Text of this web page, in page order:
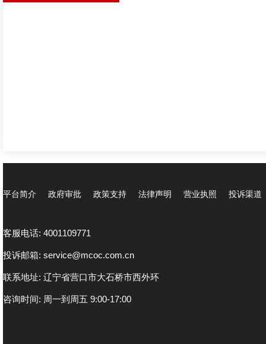
平台简介 政府审批 政策支持 法律声明 营业执照 投诉渠道
客服电话: 4001109771
投诉邮箱: service@mcoc.com.cn
联系地址: 辽宁省营口市大石桥市西外环
咨询时间: 周一到周五 9:00-17:00